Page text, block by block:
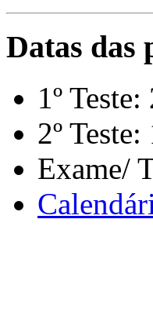
Datas das
1º
2º
Exame/